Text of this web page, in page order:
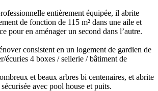
entièrement équipée, il abrite
de fonction de 115 m² dans une aile et
pour en aménager un second dans l’autre.
consistent en un logement de gardien de
écuries 4 boxes / sellerie / bâtiment de
et beaux arbres bi centenaires, et abrite
avec pool house et puits.